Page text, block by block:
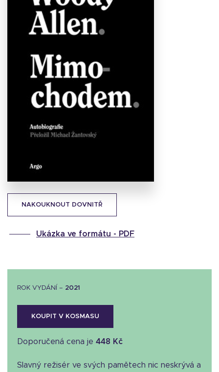
NAKOUKNOUT DOVNITŘ
Ukázka ve formátu - PDF
ROK VYDÁNÍ – 2021
KOUPIT V KOSMASU
Doporučená cena je 448 Kč
Slavný režisér ve svých pamětech nic neskrývá a